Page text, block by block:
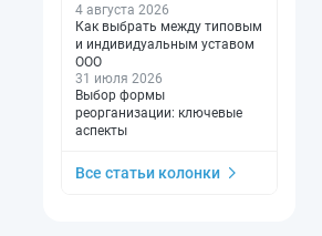
4 августа 2026
Как выбрать между типовым
и индивидуальным уставом
ООО
31 июля 2026
Выбор формы
реорганизации: ключевые
аспекты
Все статьи колонки